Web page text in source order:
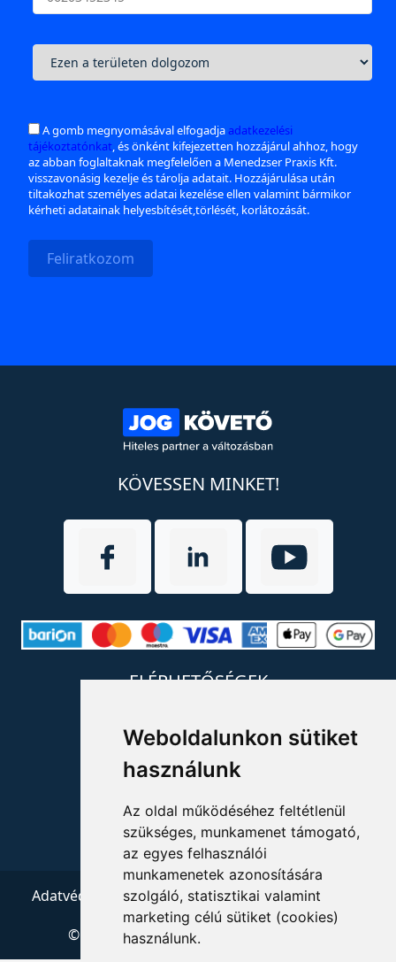
Weboldalunkon sütiket
használunk
Az oldal működéséhez feltétlenül
szükséges, munkamenet támogató,
az egyes felhasználói
munkamenetek azonosítására
szolgáló, statisztikai valamint
marketing célú sütiket (cookies)
használunk.
A gomb megnyomásával elfogadjaadatkezelési
tájékoztatónkat, és önként kifejezetten hozzájárul ahhoz, hogy
az abban foglaltaknak megfelelően a Menedzser Praxis Kft.
visszavonásig kezelje és tárolja adatait. Hozzájárulása után
tiltakozhat személyes adatai kezelése ellen valamint bármikor
kérheti adatainak helyesbítését,törlését, korlátozását.
Feliratkozom
KÖVESSEN MINKET!
ELÉRHETŐSÉGEK
info@mprx.hu
Adatvédelem ÁSZF Impresszum
Kapcsolat
© 2026 Copyright:Menedzserpraxis.hu